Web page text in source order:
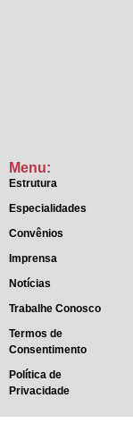
Menu:
Estrutura
Especialidades
Convênios
Imprensa
Notícias
Trabalhe Conosco
Termos de
Consentimento
Política de
Privacidade